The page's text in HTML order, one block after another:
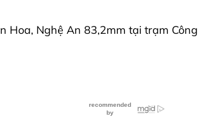
Hoa, Nghệ An 83,2mm tại trạm Công